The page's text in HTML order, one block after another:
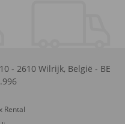
- 2610 Wilrijk, België - BE
Rental